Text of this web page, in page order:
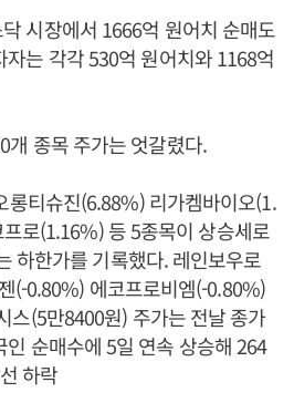
시장에서 1666억 원어치 순매도
는 각각 530억 원어치와 1168억
개 종목 주가는 엇갈렸다.
롱티슈진(6.88%) 리가켐바이오(1.
로(1.16%) 등 5종목이 상승세로
하한가를 기록했다. 레인보우로
(-0.80%) 에코프로비엠(-0.80%)
스(5만8400원) 주가는 전날 종가
순매수에 5일 연속 상승해 264
하락